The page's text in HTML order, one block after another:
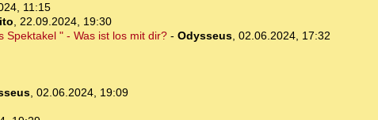
11:15
, 22.09.2024, 19:30
Spektakel " - Was ist los mit dir?- Odysseus, 02.06.2024, 17:32
, 02.06.2024, 19:09